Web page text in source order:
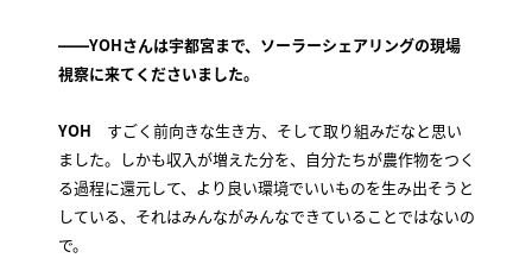
――YOHさんは宇都宮まで、ソーラーシェアリングの現場
視察に来てくださいました。
YOH すごく前向きな生き方、そして取り組みだなと思い
ました。しかも収入が増えた分を、自分たちが農作物をつく
る過程に還元して、より良い環境でいいものを生み出そうと
している、それはみんながみんなできていることではないの
で。